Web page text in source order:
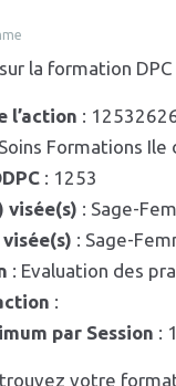
la formation DPC
l’action :
Formations Ile
: 1253
visée(s) : Sage-
: Sage-
: Evaluation des
:
par Session :
votre